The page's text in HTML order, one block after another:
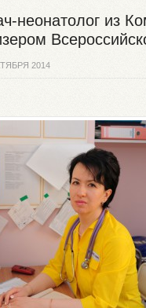
неонатолог из
2014